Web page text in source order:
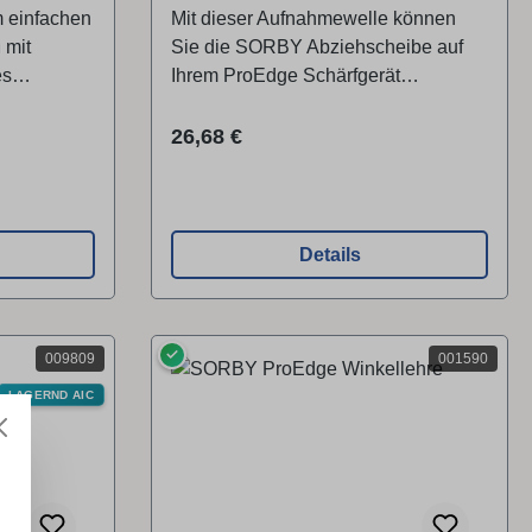
für
einfachen
mit
die
Mit dieser Aufnahmewelle können
Sie die SORBY Abziehscheibe auf
Ihrem ProEdge Schärfgerät
eigneet sich ideal zum Abziehen von
Innensechkantschlüssel
Regulärer Preis:
26,68 €
Details
009809
LAGERND AIC
001590
✓